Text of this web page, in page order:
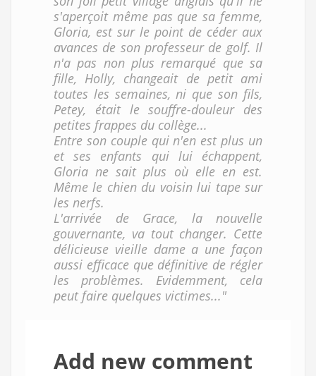
s'aperçoit même pas que sa femme,
Gloria, est sur le point de céder aux
avances de son professeur de golf. Il
n'a pas non plus remarqué que sa
fille, Holly, changeait de petit ami
toutes les semaines, ni que son fils,
Petey, était le souffre-douleur des
petites frappes du collège...
Entre son couple qui n'en est plus un
et ses enfants qui lui échappent,
Gloria ne sait plus où elle en est.
Même le chien du voisin lui tape sur
les nerfs.
L'arrivée de Grace, la nouvelle
gouvernante, va tout changer. Cette
délicieuse vieille dame a une façon
aussi efficace que définitive de régler
les problèmes. Evidemment, cela
peut faire quelques victimes..."
Add new comment